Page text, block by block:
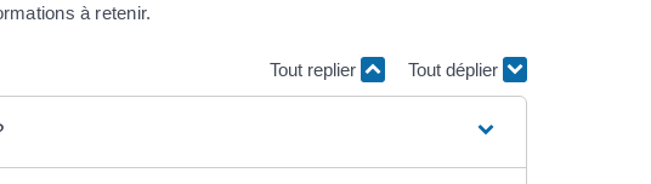
à retenir.
Tout replier Tout déplier